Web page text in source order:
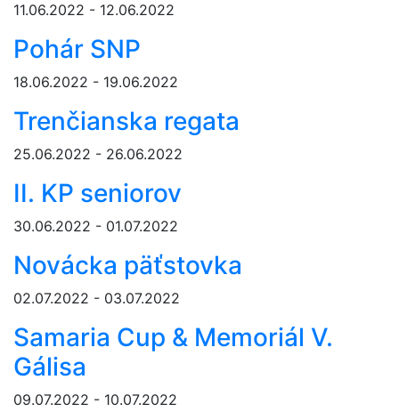
11.06.2022 - 12.06.2022
Pohár SNP
18.06.2022 - 19.06.2022
Trenčianska regata
25.06.2022 - 26.06.2022
II. KP seniorov
30.06.2022 - 01.07.2022
Novácka päťstovka
02.07.2022 - 03.07.2022
Samaria Cup & Memoriál V.
Gálisa
09.07.2022 - 10.07.2022